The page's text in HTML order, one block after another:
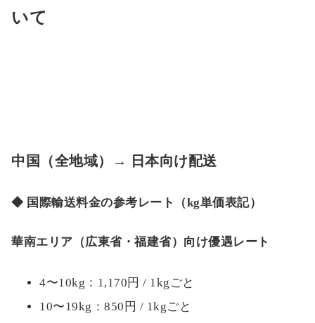
いて
中国（全地域）→ 日本向け配送
◆ 国際輸送料金の参考レート（kg単価表記）
華南エリア（広東省・福建省）向け優遇レート
4〜10kg：1,170円 / 1kgごと
10〜19kg：850円 / 1kgごと